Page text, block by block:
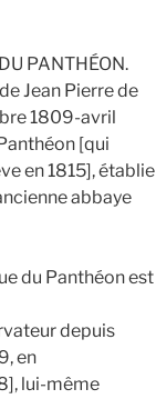
PANTHÉON.
Jean Pierre de
1809-avril
[qui
en 1815], établie
abbaye
du Panthéon est
depuis
en
lui-même